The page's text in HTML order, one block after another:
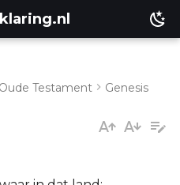
Oude Testament Genesis